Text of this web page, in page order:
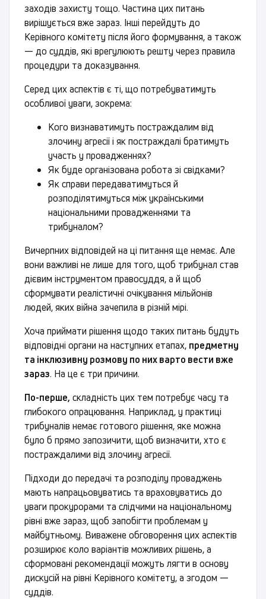
заходів захисту тощо. Частина цих питань
вирішується вже зараз. Інші перейдуть до
Керівного комітету після його формування, а також
— до суддів, які врегулюють решту через правила
процедури та доказування.
Серед цих аспектів є ті, що потребуватимуть
особливої уваги, зокрема:
Кого визнаватимуть постраждалим від
злочину агресії і як постраждалі братимуть
участь у провадженнях?
Як буде організована робота зі свідками?
Як справи передаватимуться й
розподілятимуться між українськими
національними провадженнями та
трибуналом?
Вичерпних відповідей на ці питання ще немає. Але
вони важливі не лише для того, щоб трибунал став
дієвим інструментом правосуддя, а й щоб
сформувати реалістичні очікування мільйонів
людей, яких війна зачепила в різній мірі.
Хоча приймати рішення щодо таких питань будуть
відповідні органи на наступних етапах, предметну
та інклюзивну розмову по них варто вести вже
зараз. На це є три причини.
По-перше, складність цих тем потребує часу та
глибокого опрацювання. Наприклад, у практиці
трибуналів немає готового рішення, яке можна
було б прямо запозичити, щоб визначити, хто є
постраждалими від злочину агресії.
Підходи до передачі та розподілу проваджень
мають напрацьовуватись та враховуватись до
уваги прокурорами та слідчими на національному
рівні вже зараз, щоб запобігти проблемам у
майбутньому. Виважене обговорення цих аспектів
розширює коло варіантів можливих рішень, а
сформовані рекомендації можуть лягти в основу
дискусій на рівні Керівного комітету, а згодом —
суддів.